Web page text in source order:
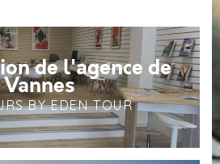
de l'agence de
Vannes
BY EDEN TOUR